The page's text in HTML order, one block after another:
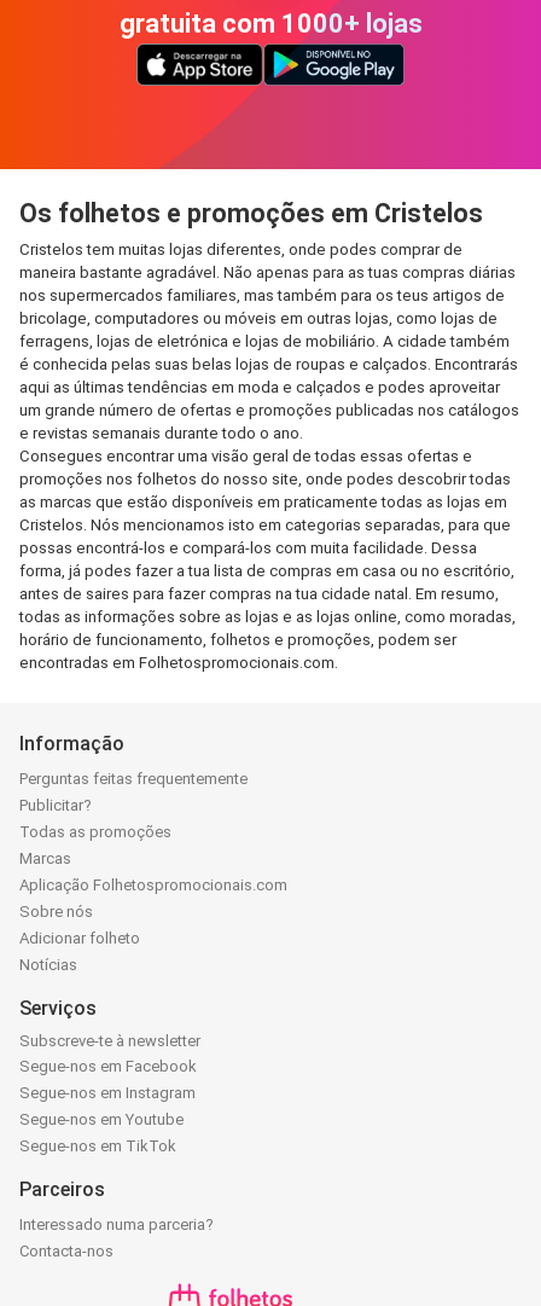
gratuita com 1000+ lojas
Os folhetos e promoções em Cristelos
Cristelos tem muitas lojas diferentes, onde podes comprar de
maneira bastante agradável. Não apenas para as tuas compras diárias
nos supermercados familiares, mas também para os teus artigos de
bricolage, computadores ou móveis em outras lojas, como lojas de
ferragens, lojas de eletrónica e lojas de mobiliário. A cidade também
é conhecida pelas suas belas lojas de roupas e calçados. Encontrarás
aqui as últimas tendências em moda e calçados e podes aproveitar
um grande número de ofertas e promoções publicadas nos catálogos
e revistas semanais durante todo o ano.
Consegues encontrar uma visão geral de todas essas ofertas e
promoções nos folhetos do nosso site, onde podes descobrir todas
as marcas que estão disponíveis em praticamente todas as lojas em
Cristelos. Nós mencionamos isto em categorias separadas, para que
possas encontrá-los e compará-los com muita facilidade. Dessa
forma, já podes fazer a tua lista de compras em casa ou no escritório,
antes de saires para fazer compras na tua cidade natal. Em resumo,
todas as informações sobre as lojas e as lojas online, como moradas,
horário de funcionamento, folhetos e promoções, podem ser
encontradas em Folhetospromocionais.com.
Informação
Perguntas feitas frequentemente
Publicitar?
Todas as promoções
Marcas
Aplicação Folhetospromocionais.com
Sobre nós
Adicionar folheto
Notícias
Serviços
Subscreve-te à newsletter
Segue-nos em Facebook
Segue-nos em Instagram
Segue-nos em Youtube
Segue-nos em TikTok
Parceiros
Interessado numa parceria?
Contacta-nos